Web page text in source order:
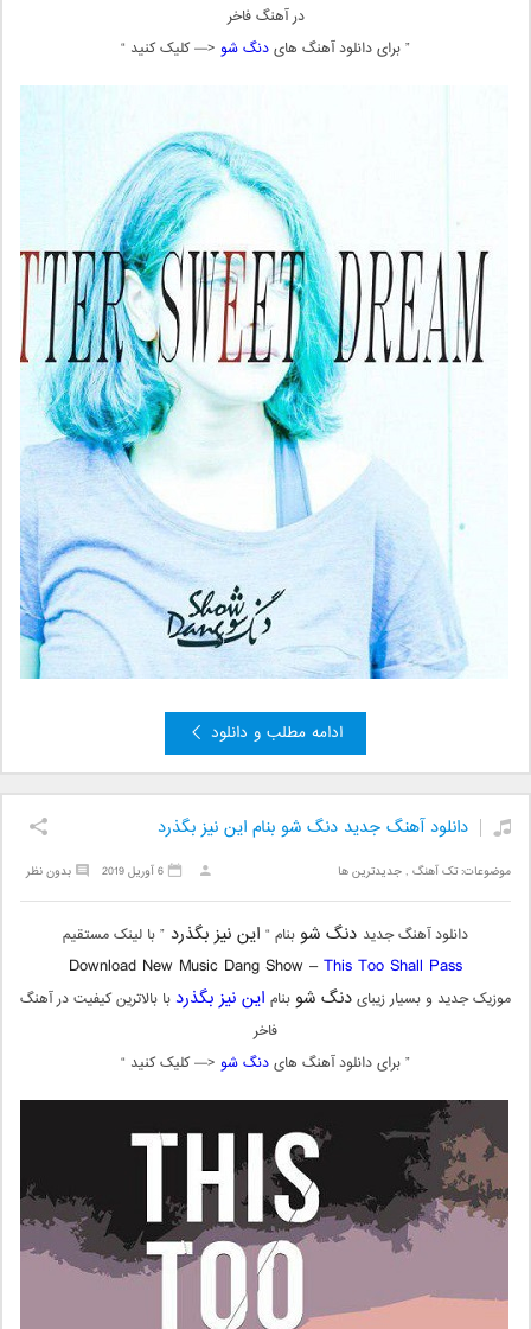
در آهنگ فاخر
” برای دانلود آهنگ هایدنگ شو <— کلیک کنید “
ادامه مطلب و دانلود
دانلود آهنگ جدید دنگ شو بنام این نیز بگذرد
موضوعات:تک آهنگ ,جدیدترین ها بدون نظر 6 آوریل 2019
دانلود آهنگ جدید دنگ شوبنام “ این نیز بگذرد ” با لینک مستقیم
Download New Music Dang Show –This Too Shall Pass
موزیک جدید و بسیار زیبایدنگ شوبنام این نیز بگذرد با بالاترین کیفیت در آهنگ
فاخر
” برای دانلود آهنگ هایدنگ شو <— کلیک کنید “